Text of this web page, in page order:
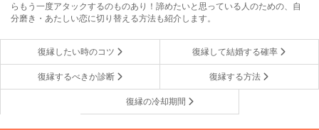
らもう一度アタックするのものあり！諦めたいと思っている人のための、自
分磨き・あたしい恋に切り替える方法も紹介します。
復縁したい時のコツ 復縁して結婚する確率
復縁するべきか診断 復縁する方法
復縁の冷却期間